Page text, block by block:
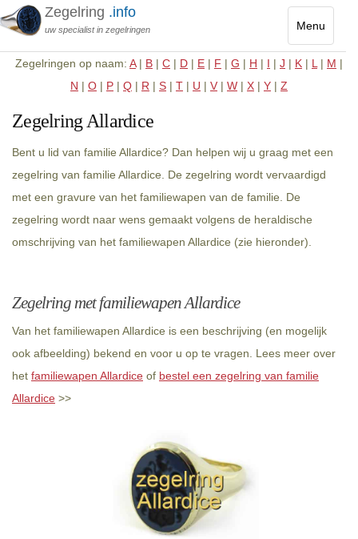
Menu
Toggle
Zegelring .info
uw specialist in zegelringen
Zegelringen op naam: A| B | C | D | E | F | G | H | I | J | K | L | M |
N | O | P | Q | R | S | T | U | V | W | X | Y | Z
Zegelring Allardice
Bent u lid van familie Allardice? Dan helpen wij u graag met een
zegelring van familie Allardice. De zegelring wordt vervaardigd
met een gravure van het familiewapen van de familie. De
zegelring wordt naar wens gemaakt volgens de heraldische
omschrijving van het familiewapen Allardice (zie hieronder).
Zegelring met familiewapen Allardice
Van het familiewapen Allardice is een beschrijving (en mogelijk
ook afbeelding) bekend en voor u op te vragen. Lees meer over
het familiewapen Allardice of bestel een zegelring van familie
Allardice >>